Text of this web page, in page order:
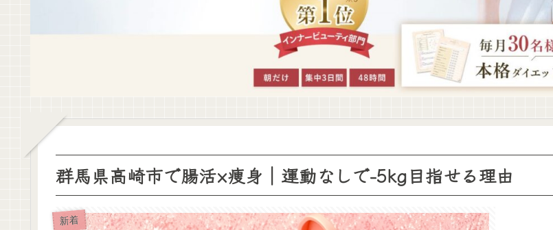
群馬県高崎市で腸活×痩身｜運動なしで-5kg目指せる理由
新着